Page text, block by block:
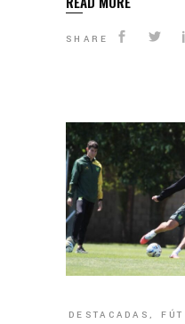
SHARE
DESTACADAS ,